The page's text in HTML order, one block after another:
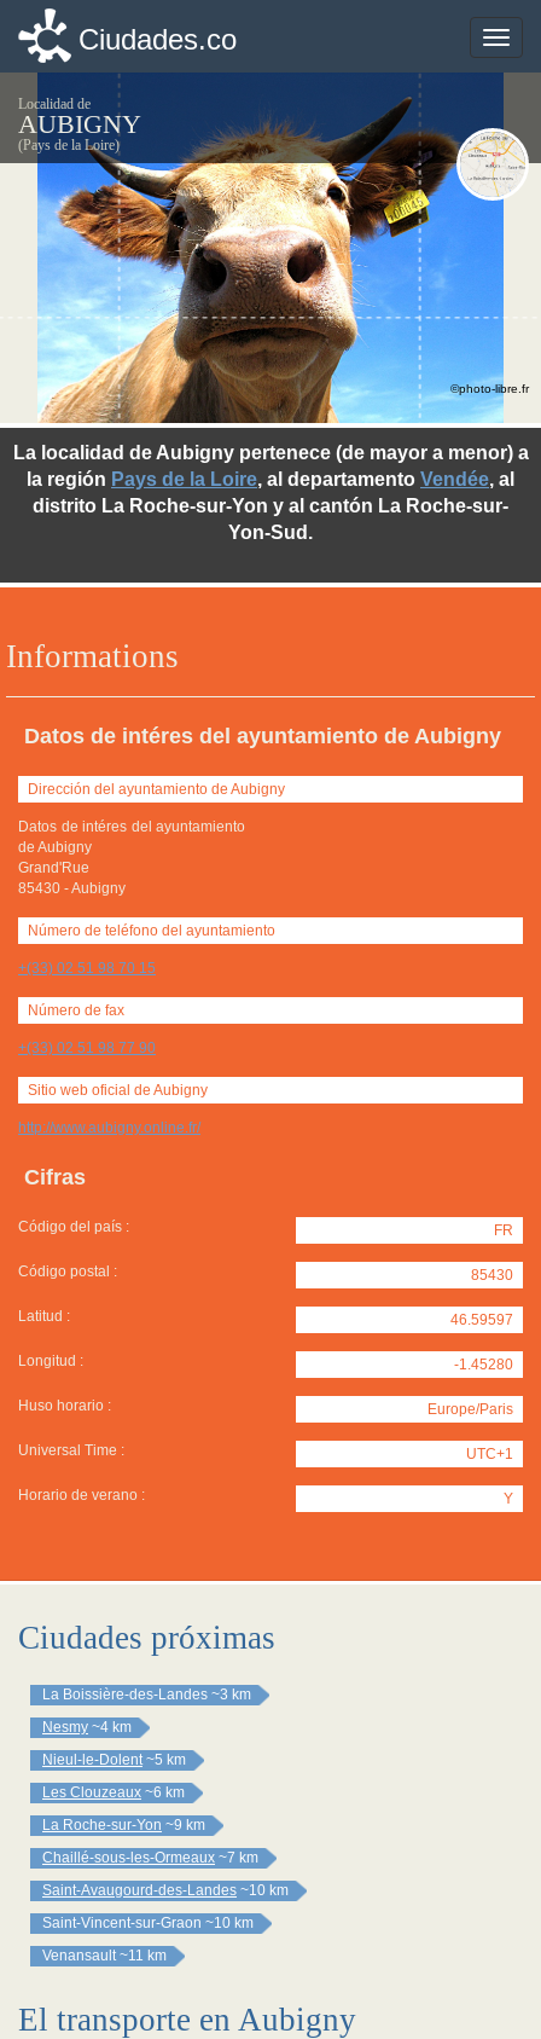
Toggle
Ciudades.co
Localidad de
AUBIGNY
(Pays de la Loire)
Informations
Datos de intéres del ayuntamiento de Aubigny
Dirección del ayuntamiento de Aubigny
Datos de intéres del ayuntamiento
de Aubigny
Grand'Rue
85430 -Aubigny
Número de teléfono del ayuntamiento
+(33) 02 51 98 70 15
Número de fax
+(33) 02 51 98 77 90
Sitio web oficial de Aubigny
http://www.aubigny.online.fr/
Cifras
Código del país : FR
Código postal : 85430
Latitud : 46.59597
Longitud : -1.45280
Huso horario : Europe/Paris
Universal Time : UTC+1
Horario de verano : Y
La localidad de Aubigny pertenece (de mayor a menor) a
la región Pays de la Loire, al departamento Vendée, al
distrito La Roche-sur-Yon y al cantón La Roche-sur-
Yon-Sud.
©photo-libre.fr
Ciudades próximas
La Boissière-des-Landes ~3 km
Nesmy ~4 km
Nieul-le-Dolent ~5 km
Les Clouzeaux ~6 km
La Roche-sur-Yon ~9 km
Chaillé-sous-les-Ormeaux ~7 km
Saint-Avaugourd-des-Landes ~10 km
Saint-Vincent-sur-Graon ~10 km
Venansault ~11 km
El transporte en Aubigny
Toggle
Ciudades.co